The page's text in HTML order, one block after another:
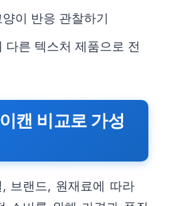
이 반응 관찰하기
다른 텍스처 제품으로 전
캔 비교로 가성
브랜드, 원재료에 따라